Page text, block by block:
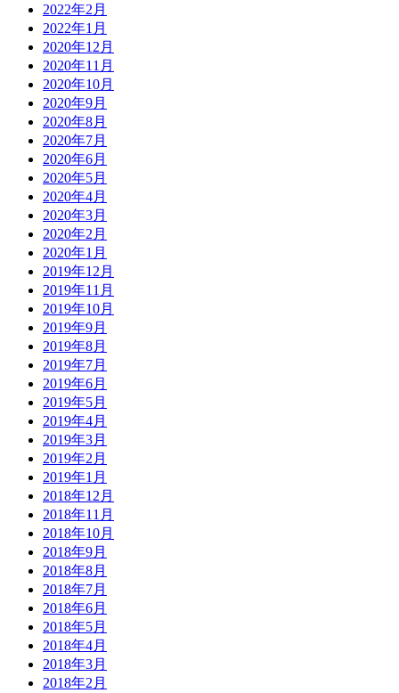
2022年2月
2022年1月
2020年12月
2020年11月
2020年10月
2020年9月
2020年8月
2020年7月
2020年6月
2020年5月
2020年4月
2020年3月
2020年2月
2020年1月
2019年12月
2019年11月
2019年10月
2019年9月
2019年8月
2019年7月
2019年6月
2019年5月
2019年4月
2019年3月
2019年2月
2019年1月
2018年12月
2018年11月
2018年10月
2018年9月
2018年8月
2018年7月
2018年6月
2018年5月
2018年4月
2018年3月
2018年2月